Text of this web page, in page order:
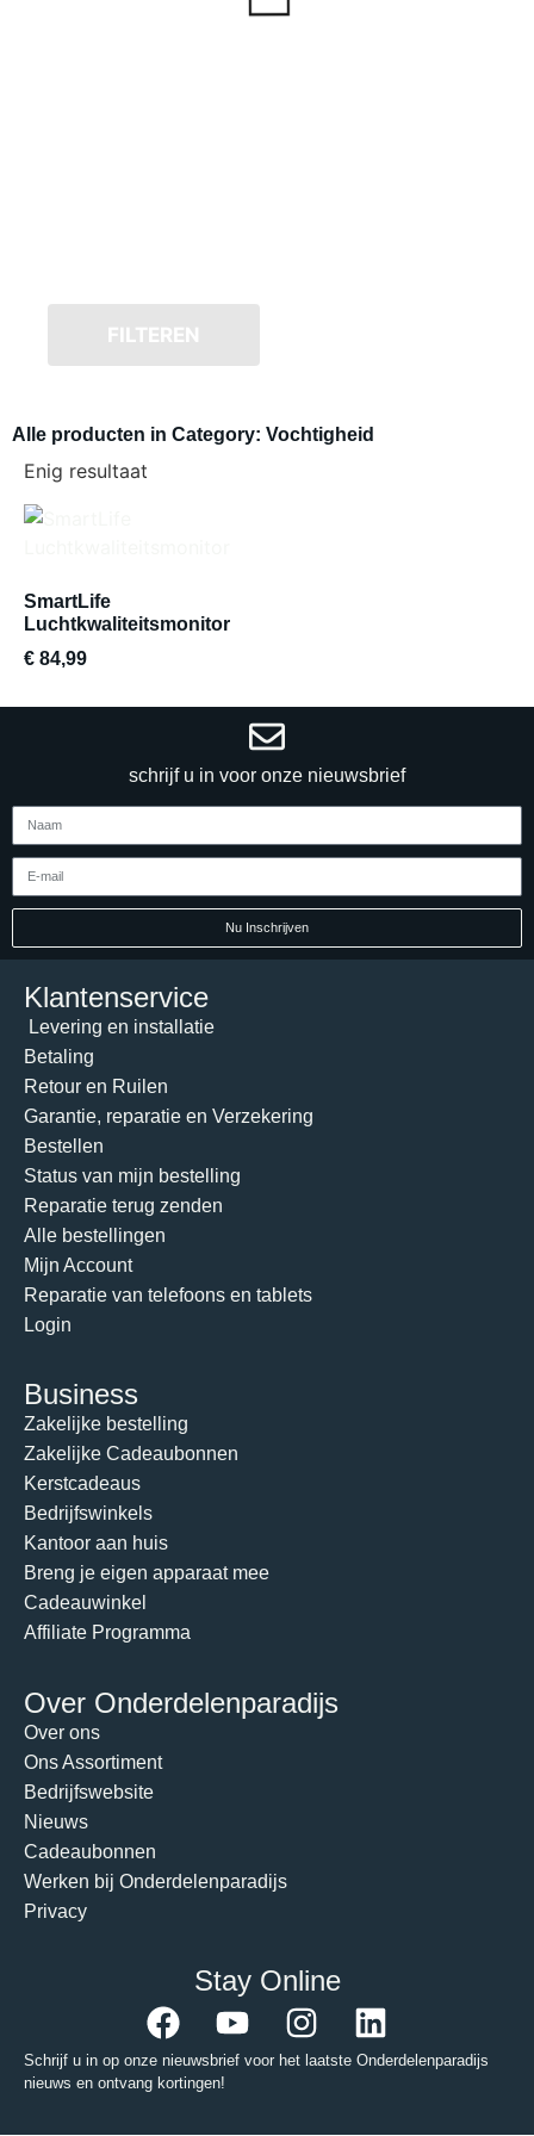
FILTEREN
Alle producten in Category: Vochtigheid
Enig resultaat
SmartLife
Luchtkwaliteitsmonitor
€ 84,99
schrijf u in voor onze nieuwsbrief
Nu Inschrijven
Klantenservice
Levering en installatie
Betaling
Retour en Ruilen
Garantie, reparatie en Verzekering
Bestellen
Status van mijn bestelling
Reparatie terug zenden
Alle bestellingen
Mijn Account
Reparatie van telefoons en tablets
Login
Business
Zakelijke bestelling
Zakelijke Cadeaubonnen
Kerstcadeaus
Bedrijfswinkels
Kantoor aan huis
Breng je eigen apparaat mee
Cadeauwinkel
Affiliate Programma
Over Onderdelenparadijs
Over ons
Ons Assortiment
Bedrijfswebsite
Nieuws
Cadeaubonnen
Werken bij Onderdelenparadijs
Privacy
Stay Online
Schrijf u in op onze nieuwsbrief voor het laatste Onderdelenparadijs
nieuws en ontvang kortingen!